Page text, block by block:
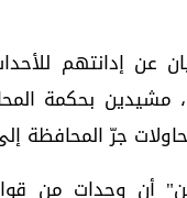
عن إدانتهم
مشيدين بحكمة
جرّ المحافظة
أن وحدات من